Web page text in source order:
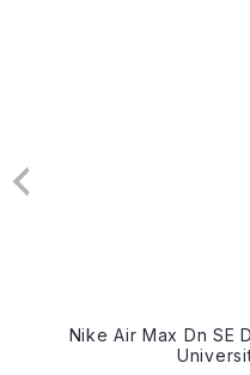
Nike Air Max Dn SE